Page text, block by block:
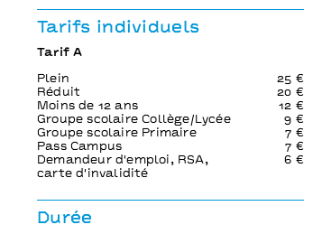
Tarifs individuels
Tarif A
Plein
25 €
Réduit
20 €
Moins de 12 ans
12 €
Groupe scolaire Collège/Lycée
9 €
Groupe scolaire Primaire
7 €
Pass Campus
7 €
Demandeur d'emploi, RSA,
carte d'invalidité
6 €
Durée